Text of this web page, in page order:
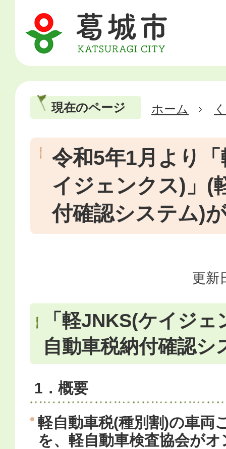
現在のページ ホーム
令和5年1月より
イジェンクス)」(
付確認システム)
更新
「軽JNKS(ケイジ
自動車税納付確認シ
1．概要
軽自動車税(種別割)の車両
を、軽自動車検査協会が